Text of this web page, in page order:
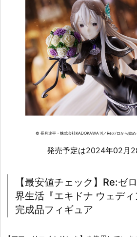
© 長月達平・株式会社KADOKAWA刊／Re:ゼロから始め
発売予定は2024年02月
【最安値チェック】Re:ゼ
界生活『エキドナ ウェデ
完成品フィギュア